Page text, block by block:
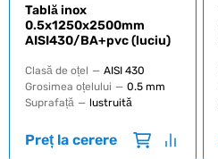
Tablă inox
0.5x1250x2500mm
AISI430/BA+pvc (luciu)
Clasă de oțel — AISI 430
Grosimea oțelului — 0.5 mm
Suprafață — lustruită
Preț la cerere